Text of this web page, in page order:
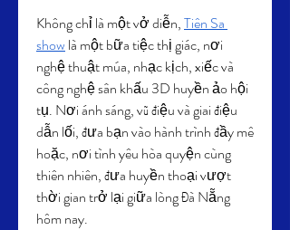
Không chỉ là một vở diễn, Tiên Sa
show là một bữa tiệc thị giác, nơi
nghệ thuật múa, nhạc kịch, xiếc và
công nghệ sân khấu 3D huyền ảo hội
tụ. Nơi ánh sáng, vũ điệu và giai điệu
dẫn lối, đưa bạn vào hành trình đầy mê
hoặc, nơi tình yêu hòa quyện cùng
thiên nhiên, đưa huyền thoại vượt
thời gian trở lại giữa lòng Đà Nẵng
hôm nay.